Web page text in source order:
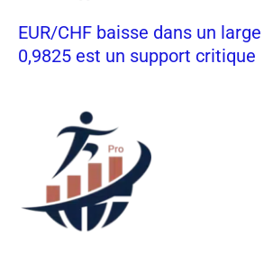
EUR/CHF baisse dans un
0,9825 est un support critique